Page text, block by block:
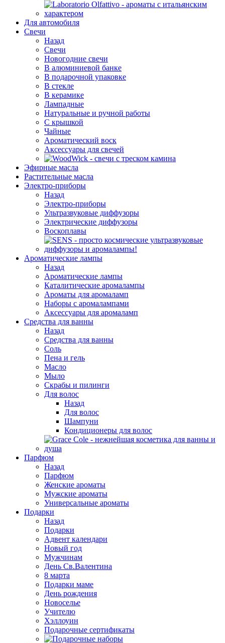
Для автомобиля
Свечи
Назад
Свечи
Новогодние свечи
В алюминиевой банке
В подарочной упаковке
В стекле
В керамике
Лампадные
Натуральные и ручной работы
С крышкой
Чайные
Ароматический воск
Аксессуары для свечей
Эфирные масла
Растительные масла
Электро-приборы
Назад
Электро-приборы
Ультразвуковые диффузоры
Электрические диффузоры
Воскоплавы
Ароматические лампы
Назад
Ароматические лампы
Каталитические аромалампы
Ароматы для аромаламп
Наборы с аромалампами
Аксессуары для аромаламп
Средства для ванны
Назад
Средства для ванны
Соль
Пена и гель
Масло
Мыло
Скрабы и пилинги
Для волос
Назад
Для волос
Шампуни
Кондиционеры для волос
Парфюм
Назад
Парфюм
Женские ароматы
Мужские ароматы
Универсальные ароматы
Подарки
Назад
Подарки
Адвент календари
Новый год
Мужчинам
День Св.Валентина
8 марта
Подарки маме
День рождения
Новоселье
Учителю
Хэллоуин
Подарочные сертификаты